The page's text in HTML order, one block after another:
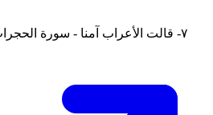
٧- قالت الأعراب آمنا - سورة